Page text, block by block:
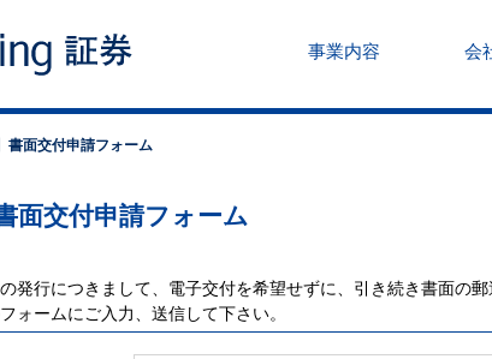
事業内容 会
書面交付申請フォーム
面交付申請フォーム
発行につきまして、電子交付を希望せずに、引き続き書面の
ォームにご入力、送信して下さい。